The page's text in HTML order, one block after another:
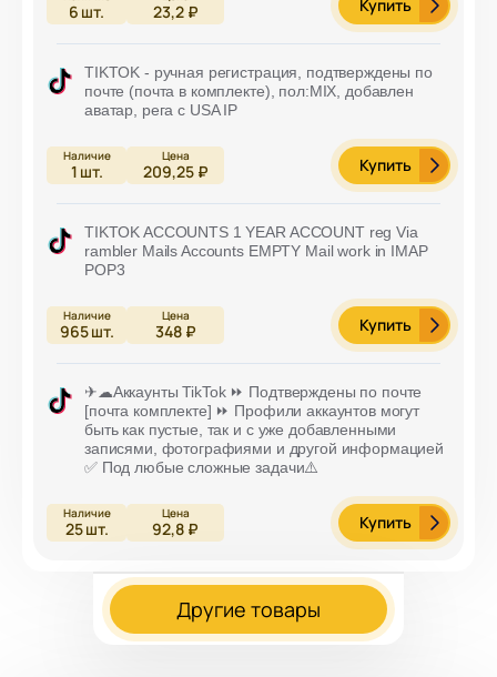
6 шт. 23,2 ₽ Купить
TIKTOK - ручная регистрация, подтверждены по
почте (почта в комплекте), пол:MIX, добавлен
аватар, рега с USA IP
1 шт. 209,25 ₽ Купить
TIKTOK ACCOUNTS 1 YEAR ACCOUNT reg Via
rambler Mails Accounts EMPTY Mail work in IMAP
POP3
965шт. 348 ₽ Купить
✈☁Аккаунты TikTok ⏩ Подтверждены по почте
[почта комплекте] ⏩ Профили аккаунтов могут
быть как пустые, так и с уже добавленными
записями, фотографиями и другой информацией
✅ Под любые сложные задачи⚠️
25шт. 92,8 ₽ Купить
Другие товары